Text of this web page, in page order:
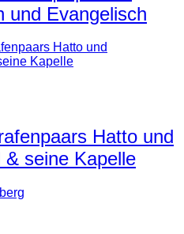
und Evangelisch
Hatto und
seine Kapelle